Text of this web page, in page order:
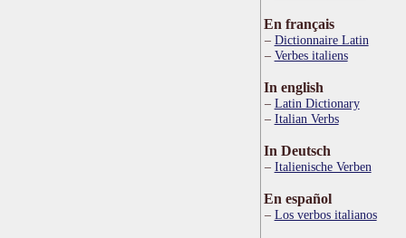
En français
Dictionnaire Latin
Verbes italiens
In english
Latin Dictionary
Italian Verbs
In Deutsch
Italienische Verben
En español
Los verbos italianos